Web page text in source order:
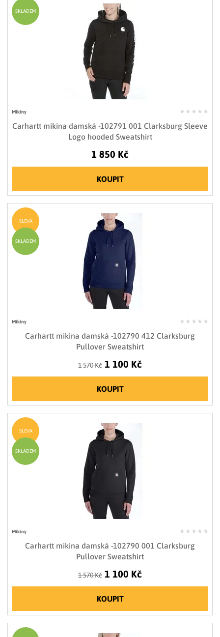
Mikiny
Carhartt mikina damská -102791 001 Clarksburg Sleeve
Logo hooded Sweatshirt
1 850 Kč
KOUPIT
SKLADEM
Mikiny
Carhartt mikina damská -102790 412 Clarksburg
Pullover Sweatshirt
1 570 Kč 1 100 Kč
KOUPIT
SLEVA
SKLADEM
Mikiny
Carhartt mikina damská -102790 001 Clarksburg
Pullover Sweatshirt
1 570 Kč 1 100 Kč
KOUPIT
SLEVA
SKLADEM